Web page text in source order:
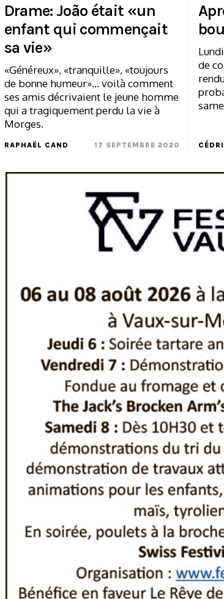
Drame: João était «un
enfant qui commençait
sa vie»
«Généreux», «tranquille», «toujours
de bonne humeur»... voilà comment
ses amis décrivaient le jeune homme
qui a tragiquement perdu la vie à
Morges.
RAPHAËL CAND 17 SEPTEMBRE 2020
de